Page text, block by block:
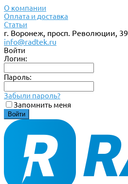
О компании
Оплата и доставка
Статьи
г. Воронеж, просп. Революции, 39
info@radtek.ru
Войти
Логин:
Пароль:
Забыли пароль?
Запомнить меня